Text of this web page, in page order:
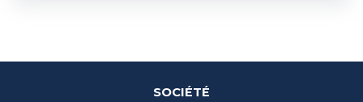
SOCIÉTÉ